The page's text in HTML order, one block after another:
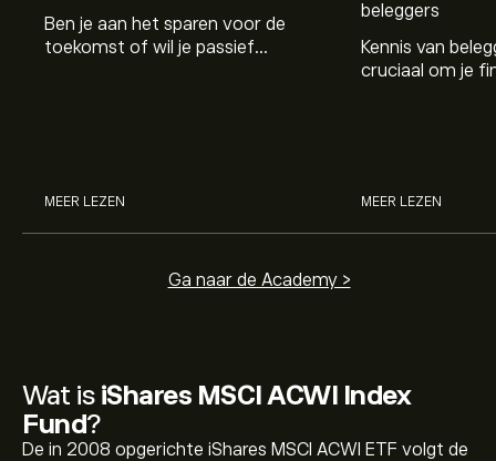
Wat is iShares MSCI ACWI Index
Fund?
De in 2008 opgerichte iShares MSCI ACWI ETF volgt de
Ben je aan het sparen voor de
toekomst of wil je passief
MEER LEZEN
beleggers
Kennis van
cruciaal om je
MEER LEZEN
Ga naar de Academy >
De huidige prijs van ACWI is 161.44‎$‎